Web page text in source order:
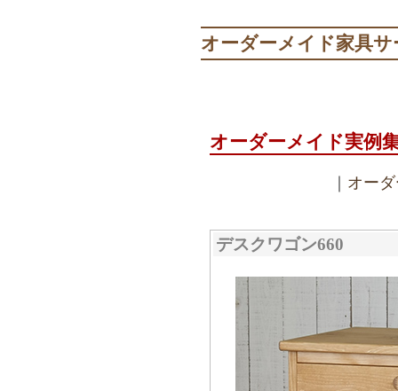
オーダーメイド家具サ
オーダーメイド実例
オー
デスクワゴン660